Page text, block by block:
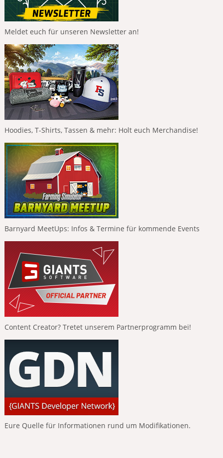
Meldet euch für unseren Newsletter an!
Hoodies, T-Shirts, Tassen & mehr: Holt euch Merchandise!
Barnyard MeetUps: Infos & Termine für kommende Events
Content Creator? Tretet unserem Partnerprogramm bei!
Eure Quelle für Informationen rund um Modifikationen.